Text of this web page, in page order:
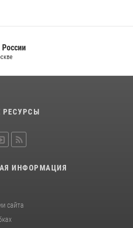
РЕСУРСЫ
ИНФОРМАЦИЯ
сайта